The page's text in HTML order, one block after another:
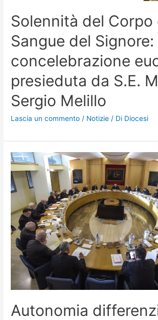
Solennità del Corpo
Sangue del Signore:
concelebrazione
presieduta da S.E.
Sergio Melillo
Lascia un commento / Notizie / Di Diocesi
Autonomia